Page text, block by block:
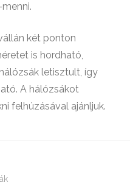
két ponton
is hordható,
letisztult, így
A hálózsákot
felhúzásával ajánljuk.